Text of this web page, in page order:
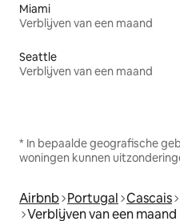
Miami
Verblijven van een maand
Seattle
Verblijven van een maand
* In bepaalde geografische
woningen kunnen
Airbnb Portugal Cascais
Verblijven van een maand